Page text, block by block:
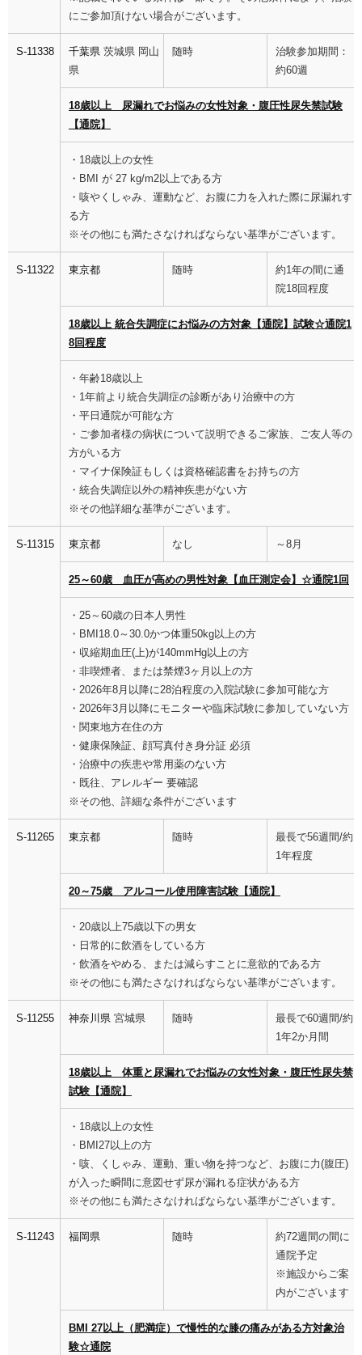
にご参加頂けない場合がございます。
S-11338 千葉県 茨城県 岡山
県
随時
治験参加期間：
約60週
18歳以上 尿漏れでお悩みの女性対象・腹圧性尿失禁試験
【通院】
・18歳以上の女性
・BMI が 27 kg/m2以上である方
・咳やくしゃみ、運動など、お腹に力を入れた際に尿漏れす
る方
※その他にも満たさなければならない基準がございます。
S-11322 東京都 随時
約1年の間に通
院18回程度
18歳以上 統合失調症にお悩みの方対象【通院】試験☆通院1
8回程度
・年齢18歳以上
・1年前より統合失調症の診断があり治療中の方
・平日通院が可能な方
・ご参加者様の病状について説明できるご家族、ご友人等の
方がいる方
・マイナ保険証もしくは資格確認書をお持ちの方
・統合失調症以外の精神疾患がない方
※その他詳細な基準がございます。
S-11315 東京都 なし ～8月
25～60歳 血圧が高めの男性対象【血圧測定会】☆通院1回
・25～60歳の日本人男性
・BMI18.0～30.0かつ体重50kg以上の方
・収縮期血圧(上)が140mmHg以上の方
・非喫煙者、または禁煙3ヶ月以上の方
・2026年8月以降に28泊程度の入院試験に参加可能な方
・2026年3月以降にモニターや臨床試験に参加していない方
・関東地方在住の方
・健康保険証、顔写真付き身分証 必須
・治療中の疾患や常用薬のない方
・既往、アレルギー 要確認
※その他、詳細な条件がございます
S-11265 東京都 随時
最長で56週間/約
1年程度
20～75歳 アルコール使用障害試験【通院】
・20歳以上75歳以下の男女
・日常的に飲酒をしている方
・飲酒をやめる、または減らすことに意欲的である方
※その他にも満たさなければならない基準がございます。
S-11255 神奈川県 宮城県 随時
最長で60週間/約
1年2か月間
18歳以上 体重と尿漏れでお悩みの女性対象・腹圧性尿失禁
試験【通院】
・18歳以上の女性
・BMI27以上の方
・咳、くしゃみ、運動、重い物を持つなど、お腹に力(腹圧)
が入った瞬間に意図せず尿が漏れる症状がある方
※その他にも満たさなければならない基準がございます。
S-11243 福岡県 随時
約72週間の間に
通院予定
※施設からご案
内がございます
BMI 27以上（肥満症）で慢性的な膝の痛みがある方対象治
験☆通院